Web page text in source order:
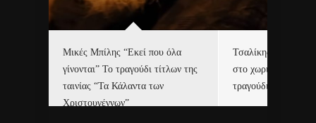
Μικές Μπίλης “Εκεί που όλα
γίνονται” Το τραγούδι τίτλων της
ταινίας “Τα Κάλαντα των
Χριστουγέννων”
Τσαλίκης,
στο χωριό του Άι
τραγούδι και video